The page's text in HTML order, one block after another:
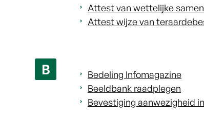
Attest van wettelijke
Attest wijze van
B
Bedeling Infomagazine
Beeldbank raadplegen
Bevestiging aanwezigheid